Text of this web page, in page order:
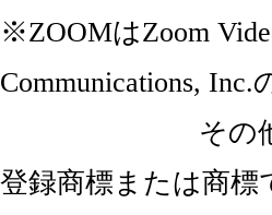
※ZOOMはZoom
Communications,
その他の国
登録商標または商標